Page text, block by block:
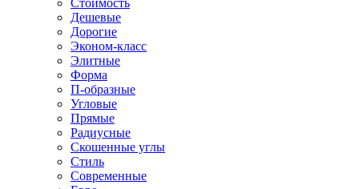
Стоимость
Дешевые
Дорогие
Эконом-класс
Элитные
Форма
П-образные
Угловые
Прямые
Радиусные
Скошенные углы
Стиль
Современные